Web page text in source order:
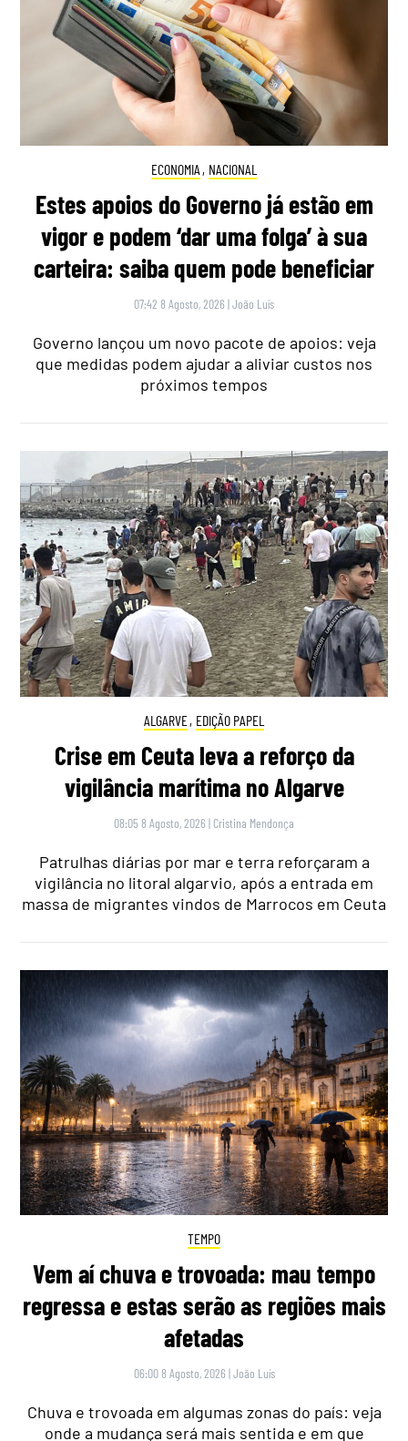
ECONOMIA , NACIONAL
Estes apoios do Governo já estão em
vigor e podem ‘dar uma folga’ à sua
carteira: saiba quem pode beneficiar
07:42 8 Agosto, 2026 |João Luís
Governo lançou um novo pacote de apoios: veja
que medidas podem ajudar a aliviar custos nos
próximos tempos
ALGARVE, EDIÇÃO PAPEL
Crise em Ceuta leva a reforço da
vigilância marítima no Algarve
08:05 8 Agosto, 2026 | Cristina Mendonça
Patrulhas diárias por mar e terra reforçaram a
vigilância no litoral algarvio, após a entrada em
massa de migrantes vindos de Marrocos em Ceuta
TEMPO
Vem aí chuva e trovoada: mau tempo
regressa e estas serão as regiões mais
afetadas
06:00 8 Agosto, 2026 |João Luís
Chuva e trovoada em algumas zonas do país: veja
onde a mudança será mais sentida e em que